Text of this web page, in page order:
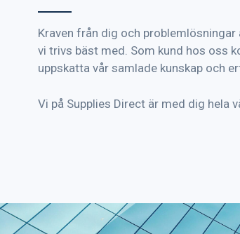
Kraven från dig och problemlösningar
vi trivs bäst med. Som kund hos oss
uppskatta vår samlade kunskap och
Vi på Supplies Direct är med dig hela